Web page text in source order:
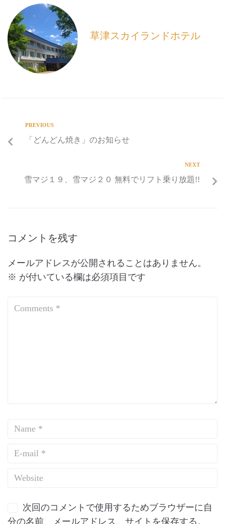
o
o
k
草津スカイランドホテル
PREVIOUS
「どんどん焼き」のお知らせ
NEXT
雪マジ１９、雪マジ２０ 無料でリフト乗り放題!!
コメントを残す
メールアドレスが公開されることはありません。
※ が付いている欄は必須項目です
次回のコメントで使用するためブラウザーに自
分の名前、メールアドレス、サイトを保存する。